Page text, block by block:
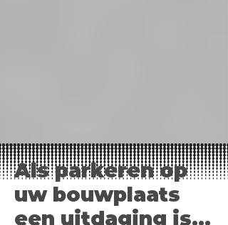
Als parkeren op
uw bouwplaats
een uitdaging is...